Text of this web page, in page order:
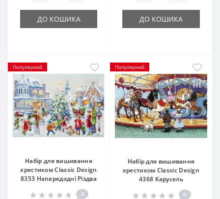
ДО КОШИКА ДО КОШИКА
Популярний
Набір для вишивання
хрестиком Classic Design
8353 Напередодні Різдва
0
Популярний
Набір для вишивання
хрестиком Classic Design
4368 Карусель
0